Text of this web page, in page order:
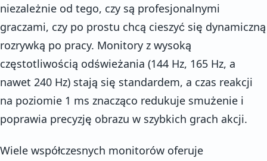
niezależnie od tego, czy są profesjonalnymi
graczami, czy po prostu chcą cieszyć się dynamiczną
rozrywką po pracy. Monitory z wysoką
częstotliwością odświeżania (144 Hz, 165 Hz, a
nawet 240 Hz) stają się standardem, a czas reakcji
na poziomie 1 ms znacząco redukuje smużenie i
poprawia precyzję obrazu w szybkich grach akcji.
Wiele współczesnych monitorów oferuje